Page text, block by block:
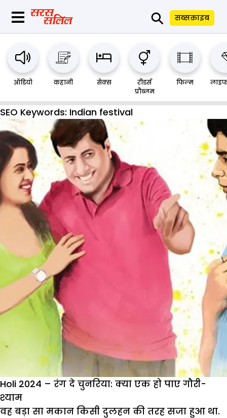
⚲ सब्सक्राइब
ऑडियो कहानी सेक्स
रीडर्स
प्रौब्लम
फिल्म
SEO Keywords: Indian festival
Holi 2024 – रंग दे चुनरिया: क्या एक हो पाए गौरी-
श्याम
वह बड़ा सा मकान किसी दुलहन की तरह सजा हुआ था.